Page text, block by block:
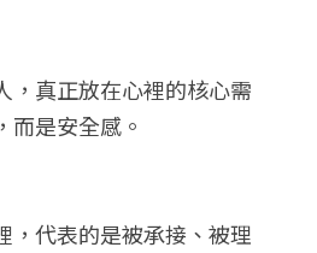
班
，真正放在心裡的核心需
而是安全感。
，代表的是被承接、被理